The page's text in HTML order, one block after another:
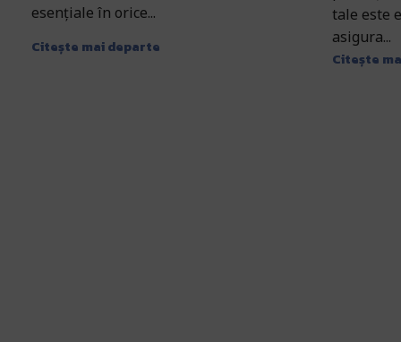
esențiale în orice...
Citește mai departe
tale este
asigura...
Citește